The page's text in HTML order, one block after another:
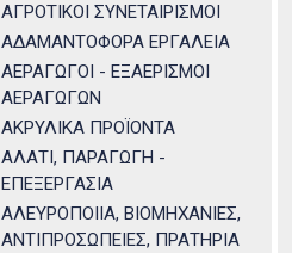
ΑΓΡΟΤΙΚΟΙ ΣΥΝΕΤΑΙΡΙΣΜΟΙ
ΑΔΑΜΑΝΤΟΦΟΡΑ ΕΡΓΑΛΕΙΑ
ΑΕΡΑΓΩΓΟΙ - ΕΞΑΕΡΙΣΜΟΙ
ΑΕΡΑΓΩΓΩΝ
ΑΚΡΥΛΙΚΑ ΠΡΟΪΟΝΤΑ
ΑΛΑΤΙ, ΠΑΡΑΓΩΓΗ -
ΕΠΕΞΕΡΓΑΣΙΑ
ΑΛΕΥΡΟΠΟΙΙΑ, ΒΙΟΜΗΧΑΝΙΕΣ,
ΑΝΤΙΠΡΟΣΩΠΕΙΕΣ, ΠΡΑΤΗΡΙΑ